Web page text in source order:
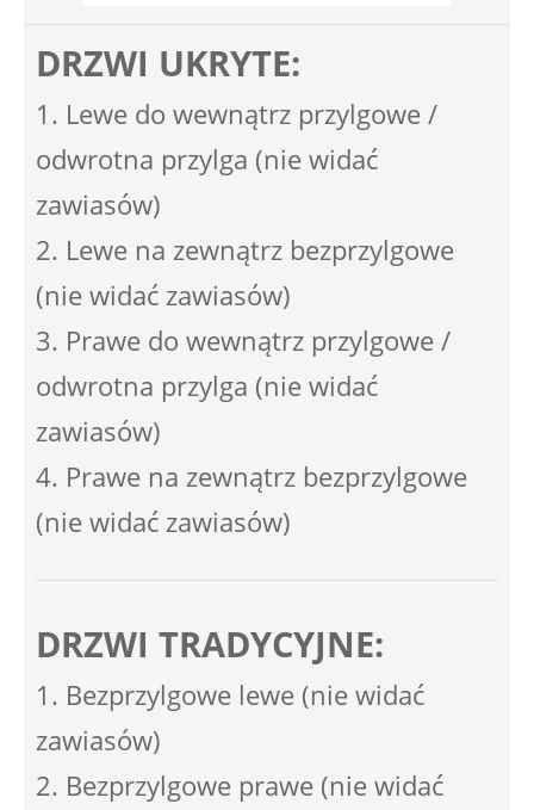
DRZWI UKRYTE:
1. Lewe do wewnątrz przylgowe /
odwrotna przylga (nie widać
zawiasów)
2. Lewe na zewnątrz bezprzylgowe
(nie widać zawiasów)
3. Prawe do wewnątrz przylgowe /
odwrotna przylga (nie widać
zawiasów)
4. Prawe na zewnątrz bezprzylgowe
(nie widać zawiasów)
DRZWI TRADYCYJNE:
1. Bezprzylgowe lewe (nie widać
zawiasów)
2. Bezprzylgowe prawe (nie widać